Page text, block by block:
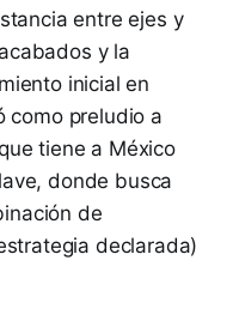
entre ejes y
y la
inicial en
como preludio a
tiene a México
donde busca
de
declarada)